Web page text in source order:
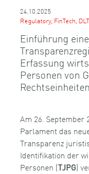
24.10.2025
Regulatory, FinTech, DLT
Einführung
Erfassung
Personen von
Rechtseinheiten
Am 26. September
Parlament das
Transparenz
Identifikation der
Personen ( TJPG)